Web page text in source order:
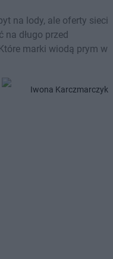
na lody, ale oferty sieci
długo przed
marki wiodą prym w
Iwona Karczmarczyk